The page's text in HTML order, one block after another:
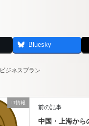
Bluesky
ビジネスプラン
IT情報
前の記事
中国・上海から